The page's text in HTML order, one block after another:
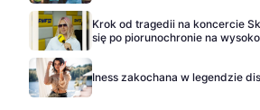
Krok od tragedii na koncercie
się po piorunochronie na
Iness zakochana w legendzie